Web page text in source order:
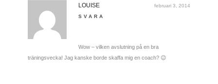
februari 3, 2014
LOUISE
SVARA
Wow – vilken avslutning på en bra
träningsvecka! Jag kanske borde skaffa mig en coach? 😉